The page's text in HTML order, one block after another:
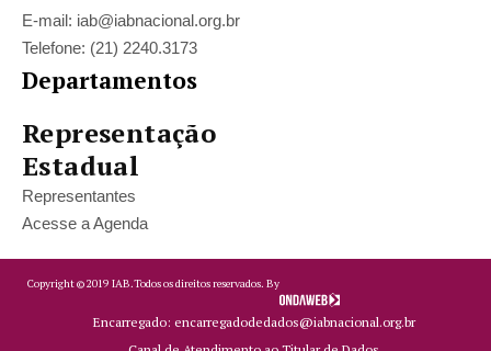
E-mail: iab@iabnacional.org.br
Telefone: (21) 2240.3173
Departamentos
Representação
Estadual
Representantes
Acesse a Agenda
Copyright ©2019 IAB.Todos os direitos reservados. By
Encarregado: encarregadodedados@iabnacional.org.br